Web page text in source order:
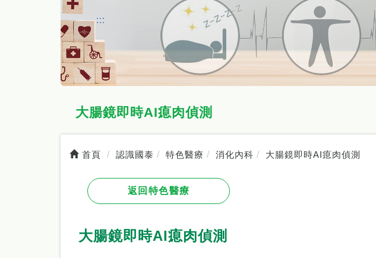
:::
大腸鏡即時AI瘜肉偵測
首頁 認識國泰 特色醫療 消化內科 大腸鏡即時AI瘜肉偵測
返回特色醫療
大腸鏡即時AI瘜肉偵測